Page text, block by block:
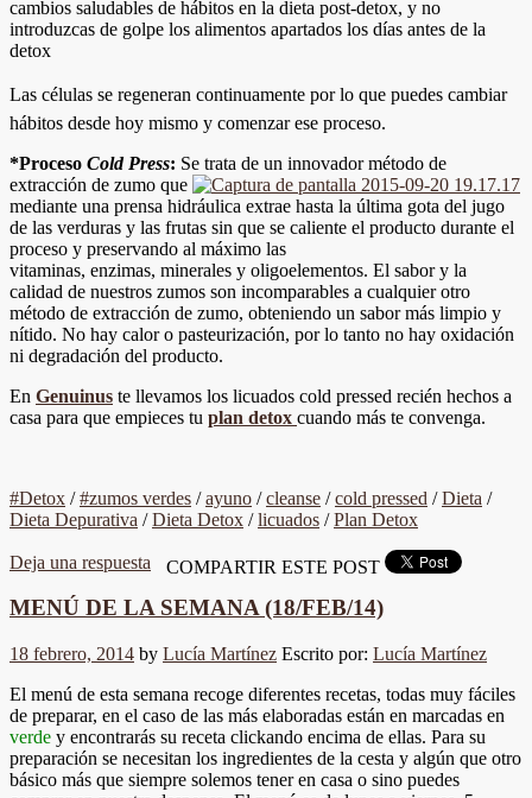
cambios saludables de hábitos en la dieta post-detox, y no
introduzcas de golpe los alimentos apartados los días antes de la
detox
Las células se regeneran continuamente por lo que puedes cambiar
hábitos desde hoy mismo y comenzar ese proceso.
*Proceso Cold Press: Se trata de un innovador método de
extracción de zumo que
mediante una prensa hidráulica extrae hasta la última gota del jugo
de las verduras y las frutas sin que se caliente el producto durante el
proceso y preservando al máximo las
vitaminas, enzimas, minerales y oligoelementos. El sabor y la
calidad de nuestros zumos son incomparables a cualquier otro
método de extracción de zumo, obteniendo un sabor más limpio y
nítido. No hay calor o pasteurización, por lo tanto no hay oxidación
ni degradación del producto.
En Genuinus te llevamos los licuados cold pressed recién hechos a
casa para que empieces tu plan detox cuando más te convenga.
#Detox /#zumos verdes /ayuno /cleanse /cold pressed /Dieta /
Dieta Depurativa /Dieta Detox /licuados /Plan Detox
Deja una respuesta COMPARTIR ESTE POST
MENÚ DE LA SEMANA (18/FEB/14)
18 febrero, 2014 by Lucía Martínez Escrito por: Lucía Martínez
El menú de esta semana recoge diferentes recetas, todas muy fáciles
de preparar, en el caso de las más elaboradas están en marcadas en
verde y encontrarás su receta clickando encima de ellas. Para su
preparación se necesitan los ingredientes de la cesta y algún que otro
básico más que siempre solemos tener en casa o sino puedes